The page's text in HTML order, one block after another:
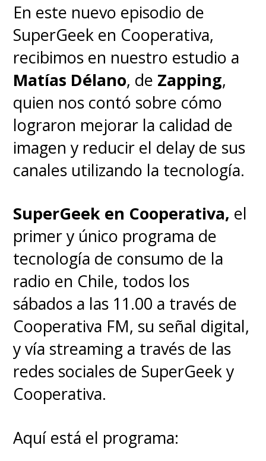
En este nuevo episodio de
SuperGeek en Cooperativa,
recibimos en nuestro estudio a
Matías Délano, de Zapping,
quien nos contó sobre cómo
lograron mejorar la calidad de
imagen y reducir el delay de sus
canales utilizando la tecnología.
SuperGeek en Cooperativa, el
primer y único programa de
tecnología de consumo de la
radio en Chile, todos los
sábados a las 11.00 a través de
Cooperativa FM, su señal digital,
y vía streaming a través de las
redes sociales de SuperGeek y
Cooperativa.
Aquí está el programa: